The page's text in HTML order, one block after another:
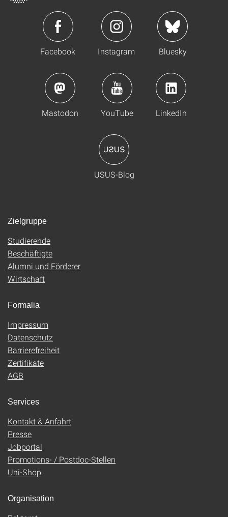
Facebook Instagram Bluesky
Mastodon YouTube LinkedIn
USUS-Blog
Zielgruppe
Studierende
Beschäftigte
Alumni und Förderer
Wirtschaft
Formalia
Impressum
Datenschutz
Barrierefreiheit
Zertifikate
AGB
Services
Kontakt & Anfahrt
Presse
Jobportal
Promotions- / Postdoc-Stellen
Uni-Shop
Organisation